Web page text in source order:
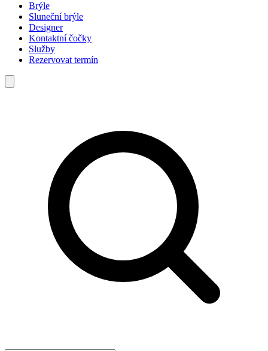
Brýle
Sluneční brýle
Designer
Kontaktní čočky
Služby
Rezervovat termín